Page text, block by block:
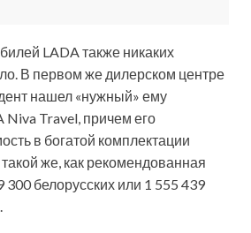
LADA также никаких
В первом же дилерском центре
нашел «нужный» ему
Niva Travel, причем его
в богатой комплектации
же, как рекомендованная
белорусских или 1 555 439